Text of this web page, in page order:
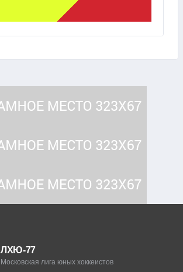
ЛХЮ-77
Московская лига юных хоккеистов